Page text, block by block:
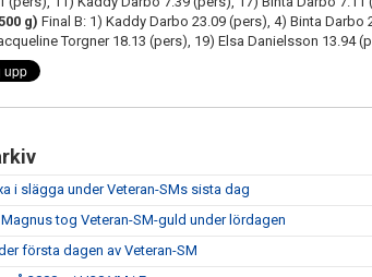
g) Final B: 1) Kaddy Darbo 23.09 (pers), 4) Binta
Torgner 18.13 (pers), 19) Elsa Danielsson 13.94
i slägga under Veteran-SMs sista dag
tog Veteran-SM-guld under lördagen
första dagen av Veteran-SM